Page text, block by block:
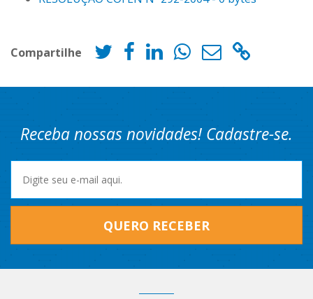
Compartilhe
Receba nossas novidades! Cadastre-se.
QUERO RECEBER